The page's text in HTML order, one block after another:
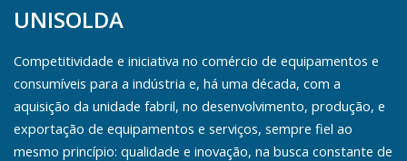
UNISOLDA
Competitividade e iniciativa no comércio de equipamentos e
consumíveis para a indústria e, há uma década, com a
aquisição da unidade fabril, no desenvolvimento, produção, e
exportação de equipamentos e serviços, sempre fiel ao
mesmo princípio: qualidade e inovação, na busca constante de